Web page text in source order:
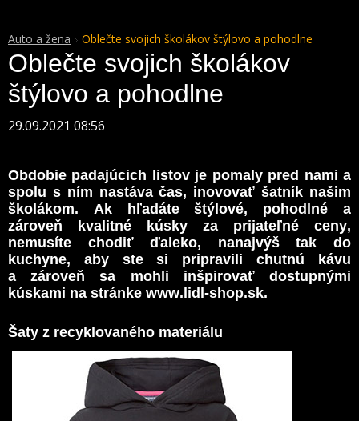
Auto a žena Oblečte svojich školákov štýlovo a pohodlne
Oblečte svojich školákov
štýlovo a pohodlne
29.09.2021 08:56
Obdobie padajúcich listov je pomaly pred nami a
spolu s ním nastáva čas, inovovať šatník našim
školákom. Ak hľadáte štýlové, pohodlné a
zároveň kvalitné kúsky za prijateľné ceny,
nemusíte chodiť ďaleko, nanajvýš tak do
kuchyne, aby ste si pripravili chutnú kávu
a zároveň sa mohli inšpirovať dostupnými
kúskami na stránke www.lidl-shop.sk.
Šaty z recyklovaného materiálu